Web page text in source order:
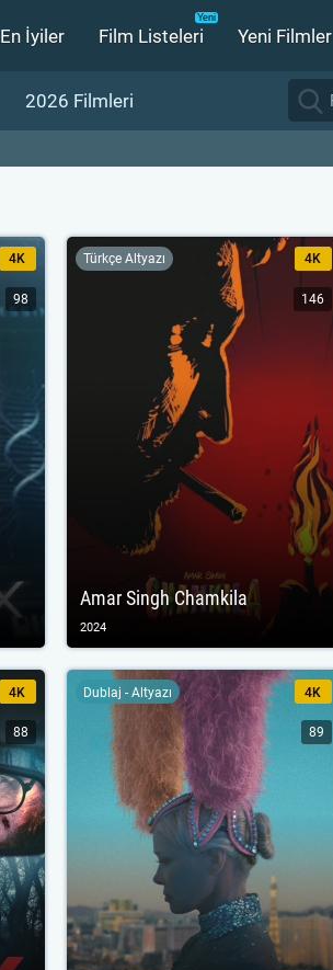
En İyiler Film Listeleri Yeni Filmler
2026 Filmleri
4K
98
Amar Singh Chamkila
Türkçe Altyazı 4K
146
2024
4K
88
Dublaj - Altyazı 4K
89